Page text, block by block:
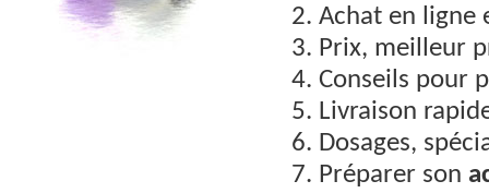
2. Achat en ligne
3. Prix, meilleur
4. Conseils pour
5. Livraison
6. Dosages,
7. Préparer son